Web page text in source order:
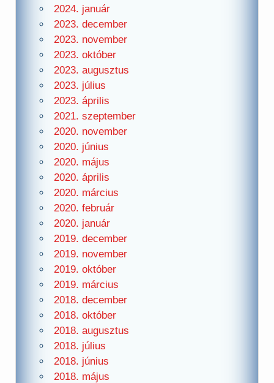
2024. január
2023. december
2023. november
2023. október
2023. augusztus
2023. július
2023. április
2021. szeptember
2020. november
2020. június
2020. május
2020. április
2020. március
2020. február
2020. január
2019. december
2019. november
2019. október
2019. március
2018. december
2018. október
2018. augusztus
2018. július
2018. június
2018. május